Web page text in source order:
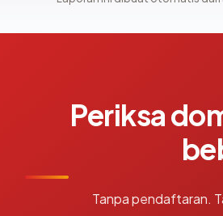
Periksa
Tanpa pendaftaran.